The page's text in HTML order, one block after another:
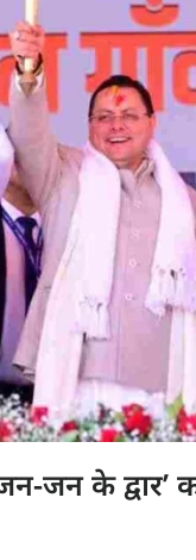
जन के द्वार’